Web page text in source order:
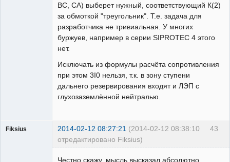
BC, CA) выберет нужный, соответствующий К(2)
за обмоткой "треугольник". Т.е. задача для
разработчика не тривиальная. У многих
буржуев, например в серии SIPROTEC 4 этого
нет.
Исключать из формулы расчёта сопротивления
при этом 3I0 нельзя, т.к. в зону ступени
дальнего резервирования входят и ЛЭП с
глухозаземлённой нейтралью.
43
Fiksius 2014-02-12 08:27:21 (2014-02-12 08:38:10
отредактировано Fiksius)
Честно скажу, мысль высказал абсолютно